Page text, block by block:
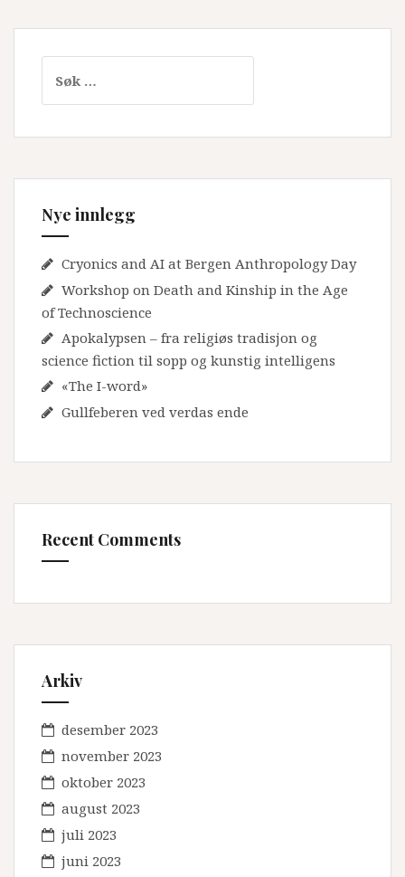
etter:
Nye innlegg
Cryonics and AI at Bergen Anthropology Day
Workshop on Death and Kinship in the Age
of Technoscience
Apokalypsen – fra religiøs tradisjon og
science fiction til sopp og kunstig intelligens
«The I-word»
Gullfeberen ved verdas ende
Recent Comments
Arkiv
desember 2023
november 2023
oktober 2023
august 2023
juli 2023
juni 2023